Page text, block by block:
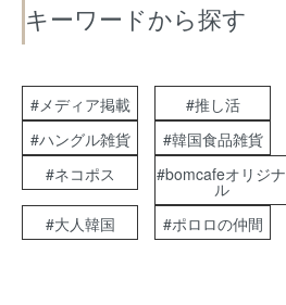
キーワードから探す
#メディア掲載 #推し活
#ハングル雑貨
#韓国食品雑貨
#ネコポス
#bomcafeオリジナ
ル
#大人韓国 #ポロロの仲間